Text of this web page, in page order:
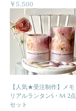
価格
￥5,500
【人気★受注制作】メモ
リアルランタンS・M 2点
セット